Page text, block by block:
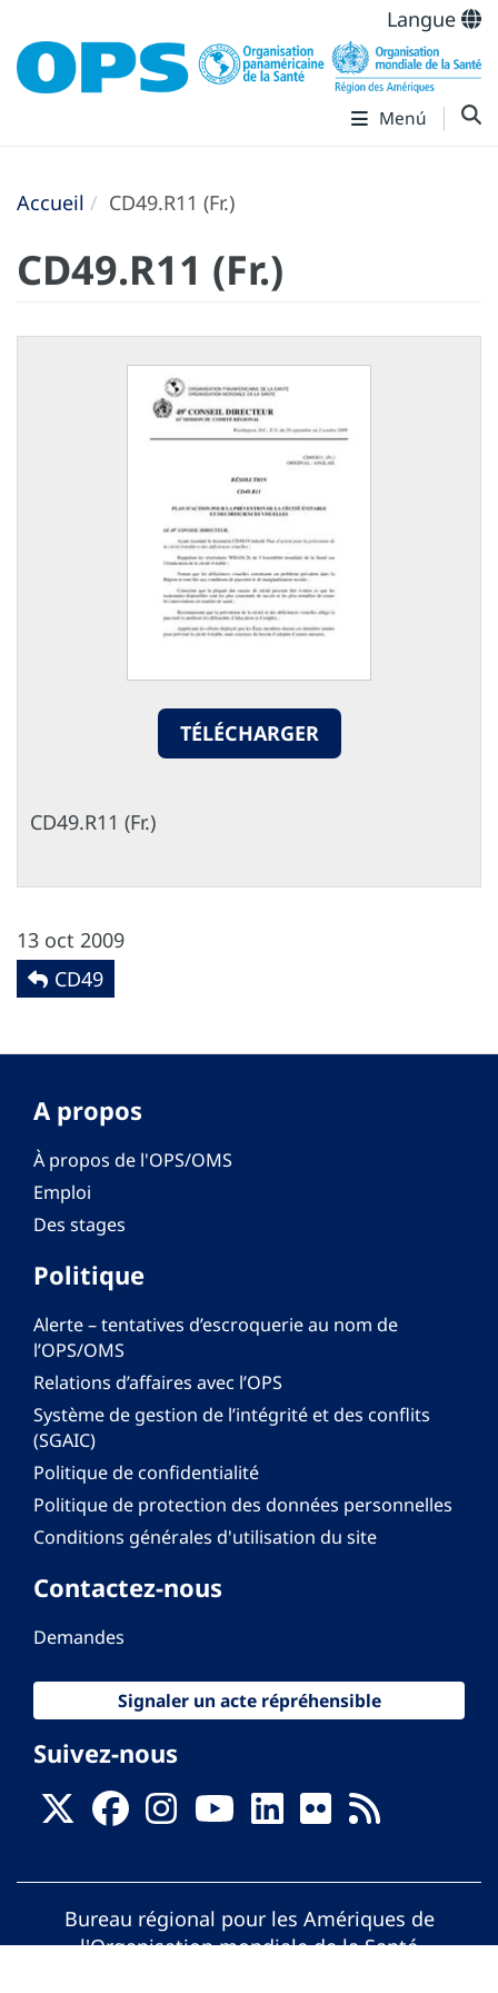
Langue
Menú
Accueil CD49.R11 (Fr.)
CD49.R11 (Fr.)
TÉLÉCHARGER
CD49.R11 (Fr.)
13 oct 2009
CD49
A propos
À propos de l'OPS/OMS
Emploi
Des stages
Politique
Alerte – tentatives d’escroquerie au nom de
l’OPS/OMS
Relations d’affaires avec l’OPS
Système de gestion de l’intégrité et des conflits
(SGAIC)
Politique de confidentialité
Politique de protection des données personnelles
Conditions générales d'utilisation du site
Contactez-nous
Demandes
Signaler un acte répréhensible
Suivez-nous
Bureau régional pour les Amériques de
l'Organisation mondiale de la Santé